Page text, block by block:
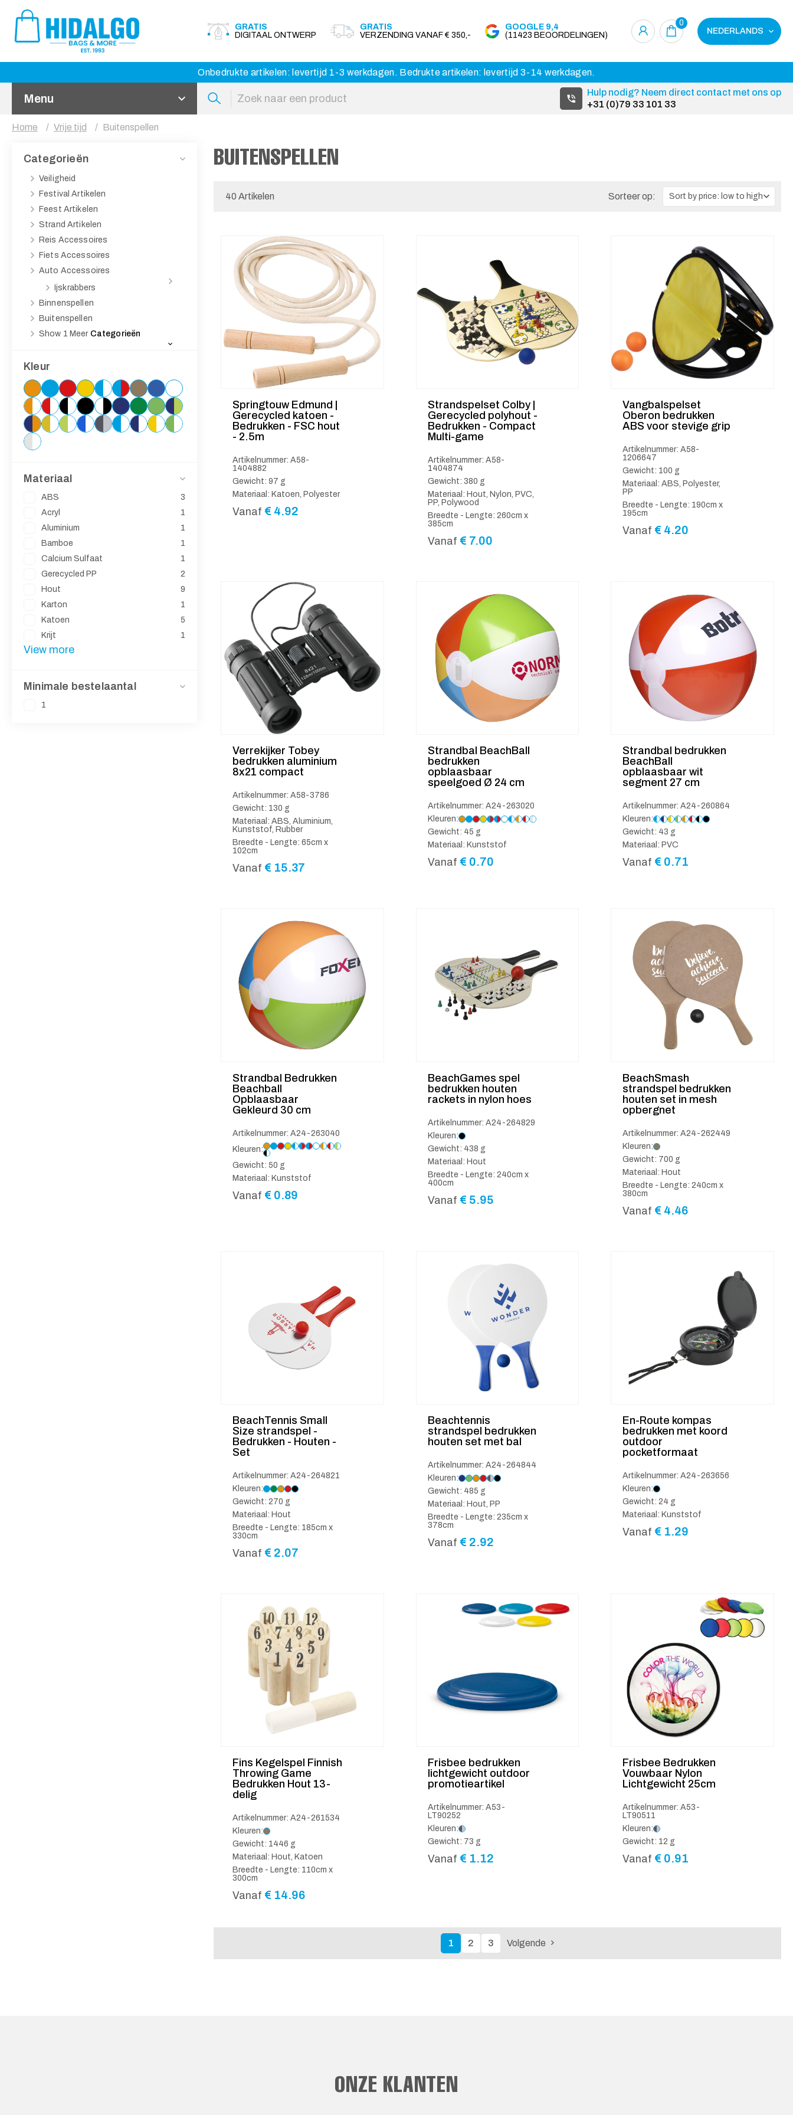
GRATIS
DIGITAAL ONTWERP
GRATIS
VERZENDING VANAF € 350,-
GOOGLE 9,4
(11423 BEOORDELINGEN)
0
NEDERLANDS
Onbedrukte artikelen: levertijd 1-3 werkdagen. Bedrukte artikelen: levertijd 3-14 werkdagen.
Menu
Hulp nodig? Neem direct contact met ons op
+31 (0)79 33 101 33
Home Vrije tijd Buitenspellen
Categorieën
Veiligheid
Festival Artikelen
Feest Artikelen
Strand Artikelen
Reis Accessoires
Fiets Accessoires
Auto Accessoires
Ijskrabbers
Binnenspellen
Buitenspellen
Show 1 Meer Categorieën
Kleur
Materiaal
ABS
3
Acryl
1
Aluminium
1
Bamboe
1
Calcium Sulfaat
1
Gerecycled PP
2
Hout
9
Karton
1
Katoen
5
Krijt
1
View more
Minimale bestelaantal
1
BUITENSPELLEN
40 Artikelen Sorteer op:
Springtouw Edmund |
Gerecycled katoen -
Bedrukken - FSC hout
- 2.5m
Artikelnummer: A58-
1404882
Gewicht: 97 g
Materiaal: Katoen, Polyester
Vanaf € 4.92
Strandspelset Colby |
Gerecycled polyhout -
Bedrukken - Compact
Multi-game
Artikelnummer: A58-
1404874
Gewicht: 380 g
Materiaal: Hout, Nylon, PVC,
PP, Polywood
Breedte - Lengte: 260cm x
385cm
Vanaf € 7.00
Vangbalspelset
Oberon bedrukken
ABS voor stevige grip
Artikelnummer: A58-
1206647
Gewicht: 100 g
Materiaal: ABS, Polyester,
PP
Breedte - Lengte: 190cm x
195cm
Vanaf € 4.20
Verrekijker Tobey
bedrukken aluminium
8x21 compact
Artikelnummer: A58-3786
Gewicht: 130 g
Materiaal: ABS, Aluminium,
Kunststof, Rubber
Breedte - Lengte: 65cm x
102cm
Vanaf € 15.37
Strandbal BeachBall
bedrukken
opblaasbaar
speelgoed Ø 24 cm
Artikelnummer: A24-263020
Kleuren:
Gewicht: 45 g
Materiaal: Kunststof
Vanaf € 0.70
Strandbal bedrukken
BeachBall
opblaasbaar wit
segment 27 cm
Artikelnummer: A24-260864
Kleuren:
Gewicht: 43 g
Materiaal: PVC
Vanaf € 0.71
Strandbal Bedrukken
Beachball
Opblaasbaar
Gekleurd 30 cm
Artikelnummer: A24-263040
Kleuren:
Gewicht: 50 g
Materiaal: Kunststof
Vanaf € 0.89
BeachGames spel
bedrukken houten
rackets in nylon hoes
Artikelnummer: A24-264829
Kleuren:
Gewicht: 438 g
Materiaal: Hout
Breedte - Lengte: 240cm x
400cm
Vanaf € 5.95
BeachSmash
strandspel bedrukken
houten set in mesh
opbergnet
Artikelnummer: A24-262449
Kleuren:
Gewicht: 700 g
Materiaal: Hout
Breedte - Lengte: 240cm x
380cm
Vanaf € 4.46
BeachTennis Small
Size strandspel -
Bedrukken - Houten -
Set
Artikelnummer: A24-264821
Kleuren:
Gewicht: 270 g
Materiaal: Hout
Breedte - Lengte: 185cm x
330cm
Vanaf € 2.07
Beachtennis
strandspel bedrukken
houten set met bal
Artikelnummer: A24-264844
Kleuren:
Gewicht: 485 g
Materiaal: Hout, PP
Breedte - Lengte: 235cm x
378cm
Vanaf € 2.92
En-Route kompas
bedrukken met koord
outdoor
pocketformaat
Artikelnummer: A24-263656
Kleuren:
Gewicht: 24 g
Materiaal: Kunststof
Vanaf € 1.29
Fins Kegelspel Finnish
Throwing Game
Bedrukken Hout 13-
delig
Artikelnummer: A24-261534
Kleuren:
Gewicht: 1446 g
Materiaal: Hout, Katoen
Breedte - Lengte: 110cm x
300cm
Vanaf € 14.96
Frisbee bedrukken
lichtgewicht outdoor
promotieartikel
Artikelnummer: A53-
LT90252
Kleuren:
Gewicht: 73 g
Vanaf € 1.12
Frisbee Bedrukken
Vouwbaar Nylon
Lichtgewicht 25cm
Artikelnummer: A53-
LT90511
Kleuren:
Gewicht: 12 g
Vanaf € 0.91
1 2 3 Volgende
ONZE KLANTEN